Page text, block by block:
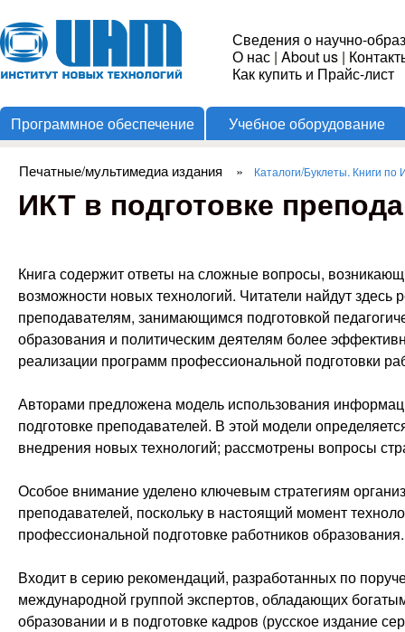
Институт
Новых
Технологий
Сведения о научно-
О нас | About us |
Как купить и Прайс-лист
Программное обеспечение Учебное оборудование
Вы здесь
Печатные/мультимедиа издания » Каталоги/Буклеты. Книги по
ИКТ в подготовке
Книга содержит ответы на сложные вопросы,
возможности новых технологий. Читатели найдут здесь
преподавателям, занимающимся подготовкой
образования и политическим деятелям более
реализации программ профессиональной подготовки
Авторами предложена модель использования
подготовке преподавателей. В этой модели
внедрения новых технологий; рассмотрены вопросы
Особое внимание уделено ключевым стратегиям
преподавателей, поскольку в настоящий момент
профессиональной подготовке работников образования.
Входит в серию рекомендаций, разработанных по
международной группой экспертов, обладающих
образовании и в подготовке кадров (русское издание